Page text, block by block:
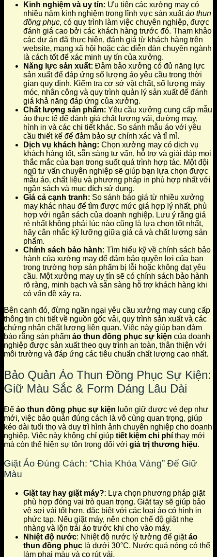
Kinh nghiệm và uy tín: Ưu tiên các xưởng may có
nhiều năm kinh nghiệm trong lĩnh vực sản xuấtáo thun
đồng phục, có quy trình làm việc chuyên nghiệp, được
đánh giá cao bởi các khách hàng trước đó. Tham khảo
các dự án đã thực hiện, đánh giá từ khách hàng trên
website, mạng xã hội hoặc các diễn đàn chuyên ngành
là cách tốt để xác minh uy tín của xưởng.
Năng lực sản xuất: Đảm bảo xưởng có đủ năng lực
sản xuất để đáp ứng số lượng áo yêu cầu trong thời
gian quy định. Kiểm tra cơ sở vật chất, số lượng máy
móc, nhân công và quy trình quản lý sản xuất để đánh
giá khả năng đáp ứng của xưởng.
Chất lượng sản phẩm: Yêu cầu xưởng cung cấp mẫu
áo thực tế để đánh giá chất lượng vải, đường may,
hình in và các chi tiết khác. So sánh mẫu áo với yêu
cầu thiết kế để đảm bảo sự chính xác và tỉ mỉ.
Dịch vụ khách hàng: Chọn xưởng may có dịch vụ
khách hàng tốt, sẵn sàng tư vấn, hỗ trợ và giải đáp mọi
thắc mắc của bạn trong suốt quá trình hợp tác. Một đội
ngũ tư vấn chuyên nghiệp sẽ giúp bạn lựa chọn được
mẫu áo, chất liệu và phương pháp in phù hợp nhất với
ngân sách và mục đích sử dụng.
Giá cả cạnh tranh: So sánh báo giá từ nhiều xưởng
may khác nhau để tìm được mức giá hợp lý nhất, phù
hợp với ngân sách của doanh nghiệp. Lưu ý rằng giá
rẻ nhất không phải lúc nào cũng là lựa chọn tốt nhất,
hãy cân nhắc kỹ lưỡng giữa giá cả và chất lượng sản
phẩm.
Chính sách bảo hành: Tìm hiểu kỹ về chính sách bảo
hành của xưởng may để đảm bảo quyền lợi của bạn
trong trường hợp sản phẩm bị lỗi hoặc không đạt yêu
cầu. Một xưởng may uy tín sẽ có chính sách bảo hành
rõ ràng, minh bạch và sẵn sàng hỗ trợ khách hàng khi
có vấn đề xảy ra.
Bên cạnh đó, đừng ngần ngại yêu cầu xưởng may cung cấp
thông tin chi tiết về nguồn gốc vải, quy trình sản xuất và các
chứng nhận chất lượng liên quan. Việc này giúp bạn đảm
bảo rằng sản phẩm áo thun đồng phục sự kiện của doanh
nghiệp được sản xuất theo quy trình an toàn, thân thiện với
môi trường và đáp ứng các tiêu chuẩn chất lượng cao nhất.
Bảo Quản Áo Thun Đồng Phục Sự Kiện:
Giữ Màu Sắc & Form Dáng Lâu Dài
Để áo thun đồng phục sự kiện luôn giữ được vẻ đẹp như
mới, việc bảo quản đúng cách là vô cùng quan trọng, giúp
kéo dài tuổi thọ và duy trì hình ảnh chuyên nghiệp cho doanh
nghiệp. Việc này không chỉ giúp tiết kiệm chi phí thay mới
mà còn thể hiện sự tôn trọng đối với giá trị thương hiệu.
Giặt Áo Đúng Cách: “Chìa Khóa Vàng” Để Giữ
Màu
Giặt tay hay giặt máy?: Lựa chọn phương pháp giặt
phù hợp đóng vai trò quan trọng. Giặt tay sẽ giúp bảo
vệ sợi vải tốt hơn, đặc biệt với các loại áo có hình in
phức tạp. Nếu giặt máy, nên chọn chế độ giặt nhẹ
nhàng và lộn trái áo trước khi cho vào máy.
Nhiệt độ nước: Nhiệt độ nước lý tưởng để giặtáo
thun đồng phục là dưới 30°C. Nước quá nóng có thể
làm phai màu và co rút vải.